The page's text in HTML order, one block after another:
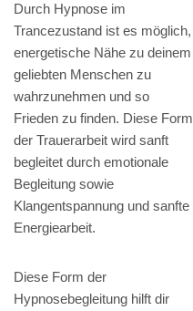
Durch Hypnose im
Trancezustand ist es möglich,
energetische Nähe zu deinem
geliebten Menschen zu
wahrzunehmen und so
Frieden zu finden. Diese Form
der Trauerarbeit wird sanft
begleitet durch emotionale
Begleitung sowie
Klangentspannung und sanfte
Energiearbeit.
Diese Form der
Hypnosebegleitung hilft dir